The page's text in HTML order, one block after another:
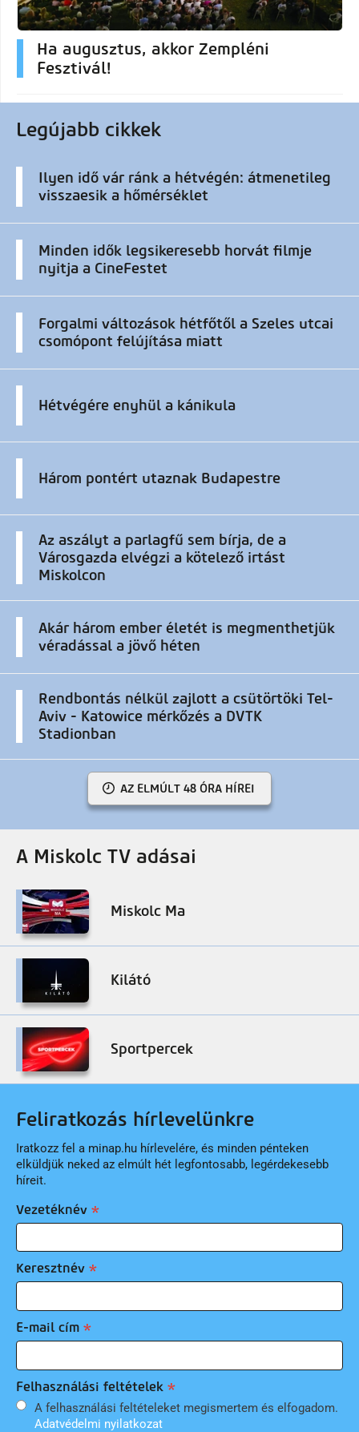
Ha augusztus, akkor Zempléni
Fesztivál!
Legújabb cikkek
Ilyen idő vár ránk a hétvégén: átmenetileg
visszaesik a hőmérséklet
Minden idők legsikeresebb horvát filmje
nyitja a CineFestet
Forgalmi változások hétfőtől a Szeles utcai
csomópont felújítása miatt
Hétvégére enyhül a kánikula
Három pontért utaznak Budapestre
Az aszályt a parlagfű sem bírja, de a
Városgazda elvégzi a kötelező irtást
Miskolcon
Akár három ember életét is megmenthetjük
véradással a jövő héten
Rendbontás nélkül zajlott a csütörtöki Tel-
Aviv - Katowice mérkőzés a DVTK
Stadionban
AZ ELMÚLT 48 ÓRA HÍREI
A Miskolc TV adásai
Miskolc Ma
Kilátó
Sportpercek
Feliratkozás hírlevelünkre
Iratkozz fel a minap.hu hírlevelére, és minden pénteken
elküldjük neked az elmúlt hét legfontosabb, legérdekesebb
híreit.
Vezetéknév
Keresztnév
E-mail cím
Felhasználási feltételek
A felhasználási feltételeket megismertem és elfogadom.
Adatvédelmi nyilatkozat